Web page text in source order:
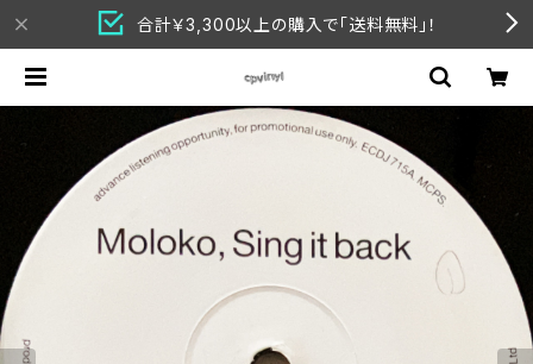
合計￥3,300以上の購入で「送料無料」！